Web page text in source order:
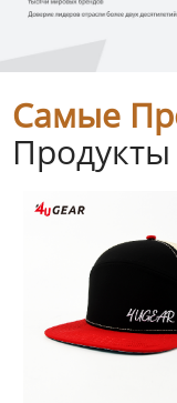
Самые
Продукты